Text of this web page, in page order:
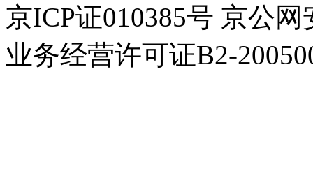
京ICP证010385号 京公
业务经营许可证B2-